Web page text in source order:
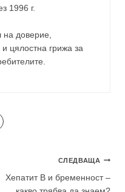
1996 г.
доверие,
цялостна грижа за
СЛЕДВАЩА
Хепатит В и бременност –